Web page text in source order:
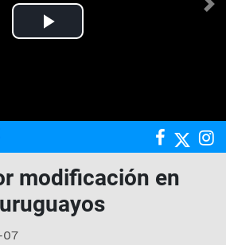
Play
modificación en
07